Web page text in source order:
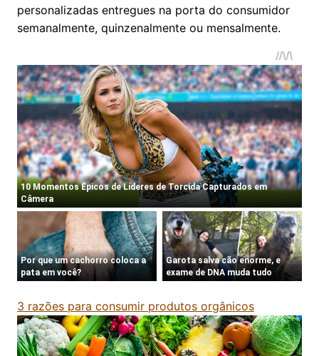
personalizadas entregues na porta do consumidor
semanalmente, quinzenalmente ou mensalmente.
3 razões para consumir produtos orgânicos